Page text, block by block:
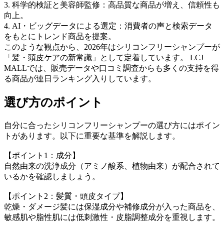
3. 科学的検証と美容師監修：高品質な商品が増え、信頼性も
向上。
4. AI・ビッグデータによる選定：消費者の声と検索データ
をもとにトレンド商品を提案。
このような観点から、2026年はシリコンフリーシャンプーが
「髪・頭皮ケアの新常識」として定着しています。 LCJ
MALLでは、販売データや口コミ調査からも多くの支持を得
る商品が連日ランキング入りしています。
選び方のポイント
自分に合ったシリコンフリーシャンプーの選び方にはポイン
トがあります。以下に重要な基準を解説します。
【ポイント1：成分】
自然由来の洗浄成分（アミノ酸系、植物由来）が配合されて
いるかを確認しましょう。
【ポイント2：髪質・頭皮タイプ】
乾燥・ダメージ髪には保湿成分や補修成分が入った商品を、
敏感肌や脂性肌には低刺激性・皮脂調整成分を重視します。